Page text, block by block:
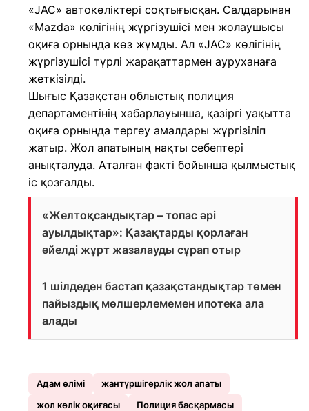
«JAC» автокөліктері соқтығысқан. Салдарынан
«Mazda» көлігінің жүргізушісі мен жолаушысы
оқиға орнында көз жұмды. Ал «JAC» көлігінің
жүргізушісі түрлі жарақаттармен ауруханаға
жеткізілді.
Шығыс Қазақстан облыстық полиция
департаментінің хабарлауынша, қазіргі уақытта
оқиға орнында тергеу амалдары жүргізіліп
жатыр. Жол апатының нақты себептері
анықталуда. Аталған факті бойынша қылмыстық
іс қозғалды.
«Желтоқсандықтар – топас әрі
ауылдықтар»: Қазақтарды қорлаған
әйелді жұрт жазалауды сұрап отыр
1 шілдеден бастап қазақстандықтар төмен
пайыздық мөлшерлемемен ипотека ала
алады
Адам өлімі
жантүршігерлік жол апаты
жол көлік оқиғасы
Полиция басқармасы